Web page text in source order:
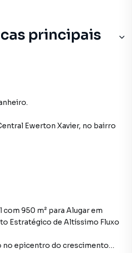
principais
Ewerton Xavier, no bairro
950 m² para Alugar em
Estratégico de Altíssimo Fluxo
no epicentro do crescimento